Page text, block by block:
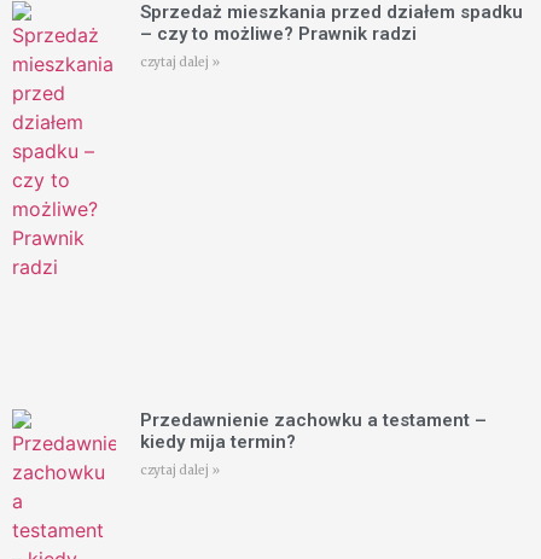
Sprzedaż mieszkania przed działem spadku
– czy to możliwe? Prawnik radzi
czytaj dalej »
Przedawnienie zachowku a testament –
kiedy mija termin?
czytaj dalej »